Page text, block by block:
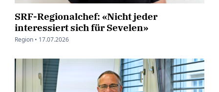
SRF-Regionalchef: «Nicht jeder
interessiert sich für Sevelen»
Region • 17.07.2026